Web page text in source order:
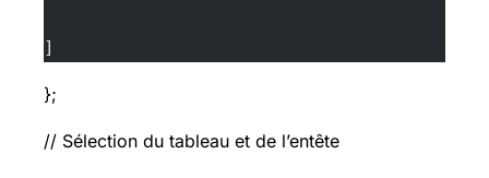
]
};
// Sélection du tableau et de l’entête